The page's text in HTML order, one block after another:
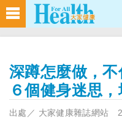
深蹲怎麼做，
６個健身迷思
出處／ 大家健康雜誌網站